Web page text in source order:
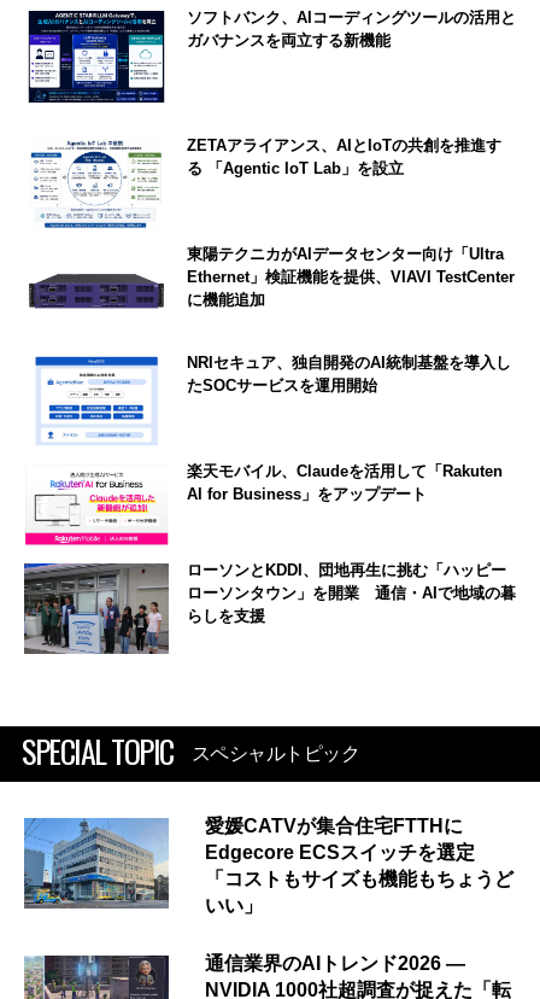
ソフトバンク、AIコーディングツールの活用と
ガバナンスを両立する新機能
ZETAアライアンス、AIとIoTの共創を推進す
る 「Agentic IoT Lab」を設立
東陽テクニカがAIデータセンター向け「Ultra
Ethernet」検証機能を提供、VIAVI TestCenter
に機能追加
NRIセキュア、独自開発のAI統制基盤を導入し
たSOCサービスを運用開始
楽天モバイル、Claudeを活用して「Rakuten
AI for Business」をアップデート
ローソンとKDDI、団地再生に挑む「ハッピー
ローソンタウン」を開業 通信・AIで地域の暮
らしを支援
SPECIAL TOPIC スペシャルトピック
愛媛CATVが集合住宅FTTHに
Edgecore ECSスイッチを選定
「コストもサイズも機能もちょうど
いい」
通信業界のAIトレンド2026 ―
NVIDIA 1000社超調査が捉えた「転